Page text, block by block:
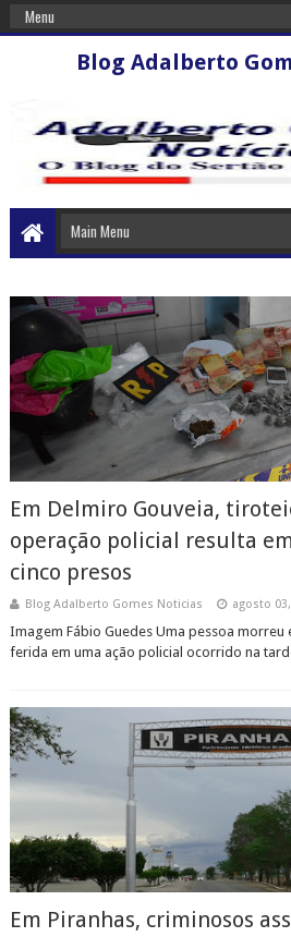
Blog Adalberto
Em Delmiro Gouveia,
operação policial resulta
cinco presos
Blog Adalberto Gomes Noticias agosto
Imagem Fábio Guedes Uma pessoa
ferida em uma ação policial ocorrido na
Em Piranhas, criminosos